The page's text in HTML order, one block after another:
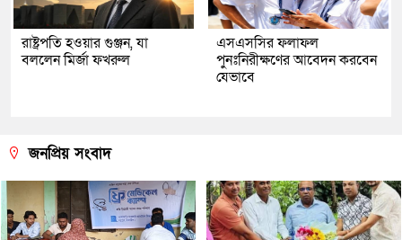
রাষ্ট্রপতি হওয়ার গুঞ্জন, যা
বললেন মির্জা ফখরুল
এসএসসির ফলাফল
পুনঃনিরীক্ষণের আবেদন করবেন
যেভাবে
জনপ্রিয় সংবাদ